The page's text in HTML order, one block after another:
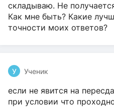
складываю. Не
Как мне быть? Какие
точности моих ответов?
У Ученик
если не явится на
при условии что